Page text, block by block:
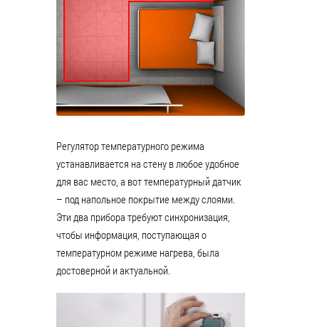
Регулятор температурного режима
устанавливается на стену в любое удобное
для вас место, а вот температурный датчик
– под напольное покрытие между слоями.
Эти два прибора требуют синхронизация,
чтобы информация, поступающая о
температурном режиме нагрева, была
достоверной и актуальной.